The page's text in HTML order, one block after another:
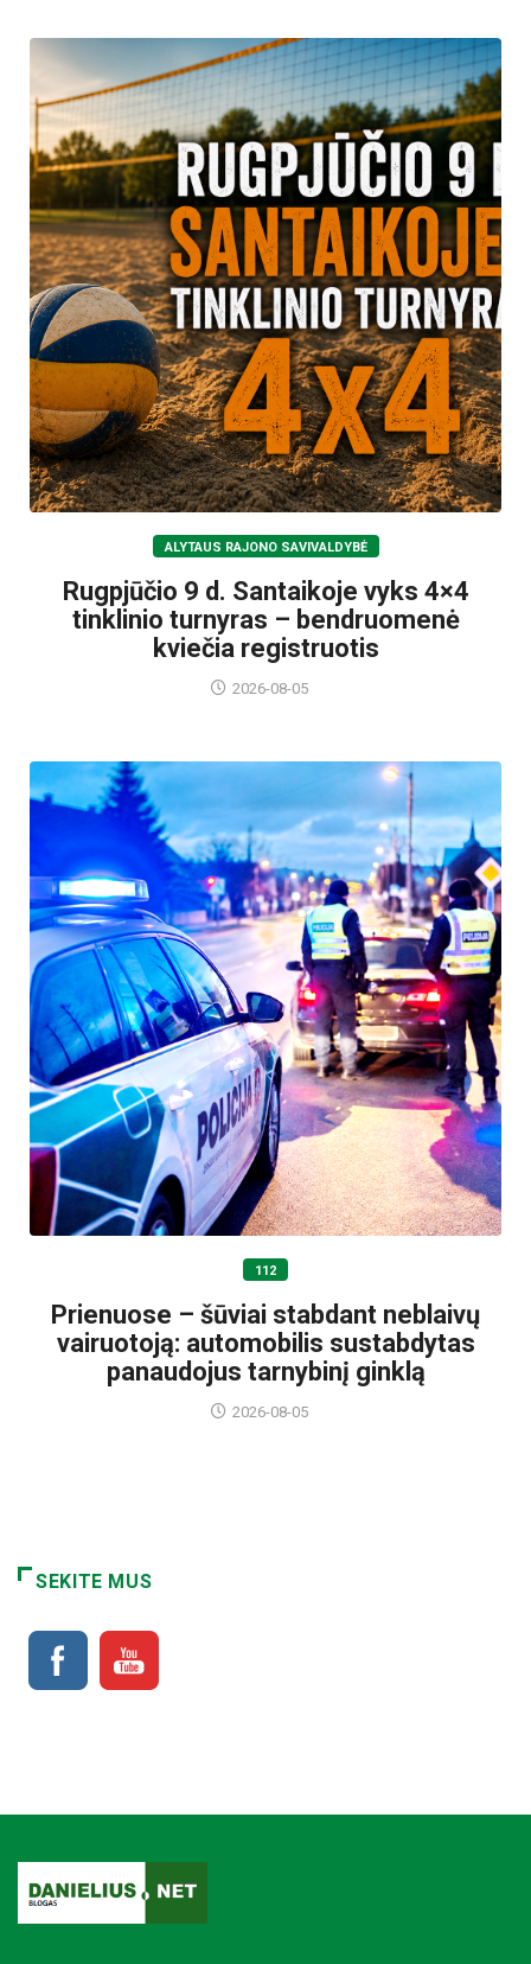
ALYTAUS RAJONO SAVIVALDYBĖ
Rugpjūčio 9 d. Santaikoje vyks 4×4
tinklinio turnyras – bendruomenė
kviečia registruotis
2026-08-05
112
Prienuose – šūviai stabdant neblaivų
vairuotoją: automobilis sustabdytas
panaudojus tarnybinį ginklą
2026-08-05
SEKITE MUS